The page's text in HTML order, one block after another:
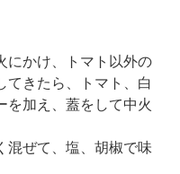
かけ、トマト以外の
てきたら、トマト、白
を加え、蓋をして中火
ぜて、塩、胡椒で味